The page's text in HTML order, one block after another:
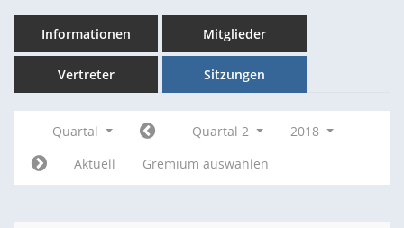
Informationen Mitglieder
Vertreter Sitzungen
Quartal Quartal 2
2018
Aktuell
Gremium auswählen